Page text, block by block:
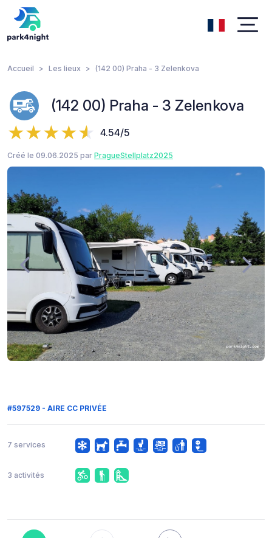
Accueil Les lieux (142 00) Praha - 3 Zelenkova
(142 00) Praha - 3 Zelenkova
4.54/5
Créé le 09.06.2025 par PragueStellplatz2025
#597529 - AIRE CC PRIVÉE
7 services
3 activités